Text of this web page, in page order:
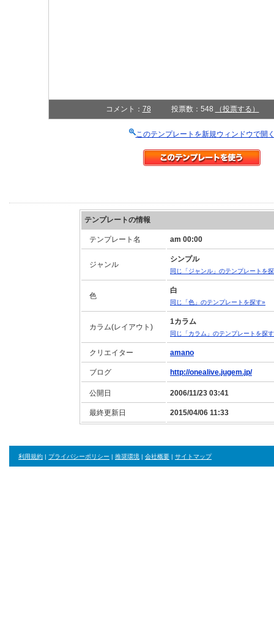
コメント： 78 投票数：548 （投票する）
このテンプレートを新規ウィンドウで開
テンプレートの情報
テンプレート名 am 00:00
ジャンル
シンプル
同じ「ジャンル」のテンプレートを
色
白
同じ「色」のテンプレートを探す»
カラム(レイアウト)
1カラム
同じ「カラム」のテンプレートを探
クリエイター amano
ブログ http://onealive.jugem.jp/
公開日 2006/11/23 03:41
最終更新日 2015/04/06 11:33
利用規約 | プライバシーポリシー | 推奨環境 | 会社概要 | サイトマップ